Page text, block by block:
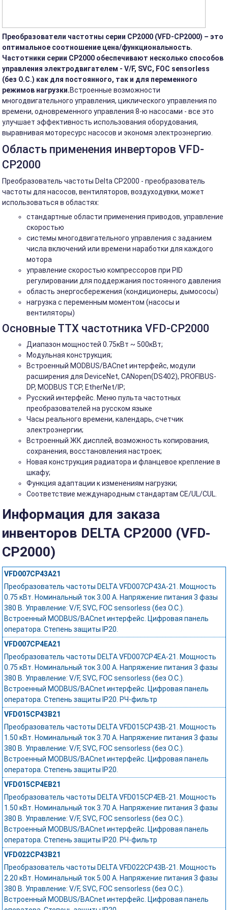
Преобразователи частотны серии CP2000 (VFD-CP2000) – это
оптимальное соотношение цена/функциональность.
Частотники серии CP2000 обеспечивают несколько способов
управления электродвигателем - V/F, SVC, FOC sensorless
(без О.С.) как для постоянного, так и для переменного
режимов нагрузки.Встроенные возможности
многодвигательного управления, циклического управления по
времени, одновременного управления 8-ю насосами - все это
улучшает эффективность использования оборудования,
выравнивая моторесурс насосов и экономя электроэнергию.
Область применения инверторов VFD-
CP2000
Преобразователь частоты Delta CP2000 - преобразователь
частоты для насосов, вентиляторов, воздуходувки, может
использоваться в областях:
стандартные области применения приводов, управление
скоростью
системы многодвигательного управления с заданием
числа включений или времени наработки для каждого
мотора
управление скоростью компрессоров при PID
регулировании для поддержания постоянного давления
область энергосбережения (кондиционеры, дымососы)
нагрузка с переменным моментом (насосы и
вентиляторы)
Основные ТТХ частотника VFD-CP2000
Диапазон мощностей 0.75кВт ~ 500кВт;
Модульная конструкция;
Встроенный MODBUS/BACnet интерфейс, модули
расширения для DeviceNet, CANopen(DS402), PROFIBUS-
DP, MODBUS TCP, EtherNet/IP;
Русский интерфейс. Меню пульта частотных
преобразователей на русском языке
Часы реального времени, календарь, счетчик
электроэнергии;
Встроенный ЖК дисплей, возможность копирования,
сохранения, восстановления настроек;
Новая конструкция радиатора и фланцевое крепление в
шкафу;
Функция адаптации к изменениям нагрузки;
Соответствие международным стандартам CE/UL/CUL.
Информация для заказа
инвенторов DELTA CP2000 (VFD-
CP2000)
VFD007CP43A21
Преобразователь частоты DELTA VFD007CP43A-21. Мощность
0.75 кВт. Номинальный ток 3.00 А. Напряжение питания 3 фазы
380 В. Управление: V/F, SVC, FOC sensorless (без О.С.).
Встроенный MODBUS/BACnet интерфейс. Цифровая панель
оператора. Степень защиты IP20.
VFD007CP4EA21
Преобразователь частоты DELTA VFD007CP4EA-21. Мощность
0.75 кВт. Номинальный ток 3.00 А. Напряжение питания 3 фазы
380 В. Управление: V/F, SVC, FOC sensorless (без О.С.).
Встроенный MODBUS/BACnet интерфейс. Цифровая панель
оператора. Степень защиты IP20. РЧ-фильтр
VFD015CP43B21
Преобразователь частоты DELTA VFD015CP43B-21. Мощность
1.50 кВт. Номинальный ток 3.70 А. Напряжение питания 3 фазы
380 В. Управление: V/F, SVC, FOC sensorless (без О.С.).
Встроенный MODBUS/BACnet интерфейс. Цифровая панель
оператора. Степень защиты IP20.
VFD015CP4EB21
Преобразователь частоты DELTA VFD015CP4EB-21. Мощность
1.50 кВт. Номинальный ток 3.70 А. Напряжение питания 3 фазы
380 В. Управление: V/F, SVC, FOC sensorless (без О.С.).
Встроенный MODBUS/BACnet интерфейс. Цифровая панель
оператора. Степень защиты IP20. РЧ-фильтр
VFD022CP43B21
Преобразователь частоты DELTA VFD022CP43B-21. Мощность
2.20 кВт. Номинальный ток 5.00 А. Напряжение питания 3 фазы
380 В. Управление: V/F, SVC, FOC sensorless (без О.С.).
Встроенный MODBUS/BACnet интерфейс. Цифровая панель